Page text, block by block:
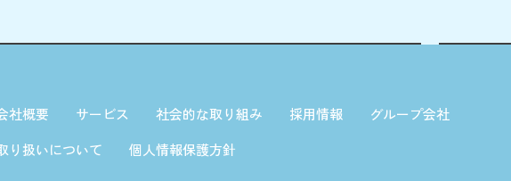
社概要 サービス 社会的な取り組み 採用情報
グループ会社
り扱いについて
個人情報保護方針